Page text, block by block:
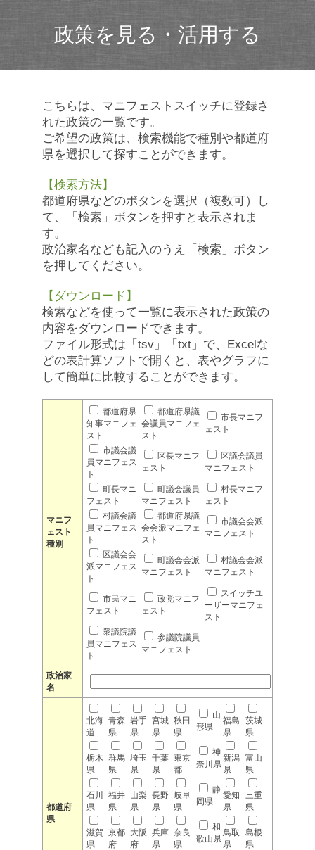
政策を見る・活用する
こちらは、マニフェストスイッチに登録さ
れた政策の一覧です。
ご希望の政策は、検索機能で種別や都道府
県を選択して探すことができます。
【検索方法】
都道府県などのボタンを選択（複数可）し
て、「検索」ボタンを押すと表示されま
す。
政治家名なども記入のうえ「検索」ボタン
を押してください。
【ダウンロード】
検索などを使って一覧に表示された政策の
内容をダウンロードできます。
ファイル形式は「tsv」「txt」で、Excelな
どの表計算ソフトで開くと、表やグラフに
して簡単に比較することができます。
マニフ
ェスト
種別
都道府県
知事マニフェ
スト
都道府県議
会議員マニフェ
スト
市長マニフ
ェスト
市議会議
員マニフェス
ト
区長マニフ
ェスト
区議会議員
マニフェスト
町長マニ
フェスト
町議会議員
マニフェスト
村長マニフ
ェスト
村議会議
員マニフェス
ト
都道府県議
会会派マニフェ
スト
市議会会派
マニフェスト
区議会会
派マニフェス
ト
町議会会派
マニフェスト
村議会会派
マニフェスト
市民マニ
フェスト
政党マニフ
ェスト
スイッチユ
ーザーマニフェ
スト
衆議院議
員マニフェス
ト
参議院議員
マニフェスト
政治家
名
都道府
県
北海
道
青森
県
岩手
県
宮城
県
秋田
県
山
形県
福島
県
茨城
県
栃木
県
群馬
県
埼玉
県
千葉
県
東京
都
神
奈川県
新潟
県
富山
県
石川
県
福井
県
山梨
県
長野
県
岐阜
県
静
岡県
愛知
県
三重
県
滋賀
県
京都
府
大阪
府
兵庫
県
奈良
県
和
歌山県
鳥取
県
島根
県